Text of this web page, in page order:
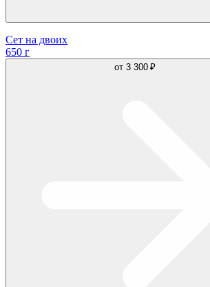
Сет на двоих
650 г
от 3 300 ₽